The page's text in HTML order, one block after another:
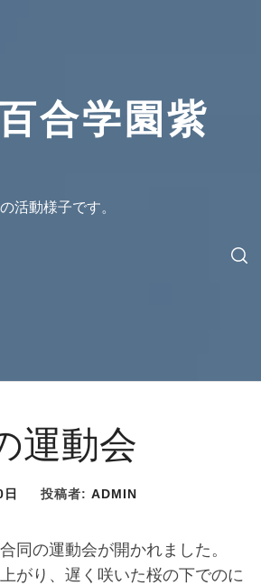
合学園紫
活動様子です。
運動会
投稿者: ADMIN
同の運動会が開かれました。
がり、遅く咲いた桜の下でのに